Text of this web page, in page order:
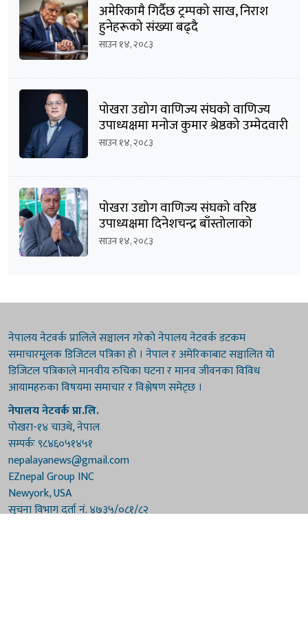
अमेरिकामै गिर्दैछ ट्रम्पको साख, निराश
हुनेहरूको संख्या बढ्दै
साउन १४, २०८३
पोखरा उद्योग वाणिज्य संघको वाणिज्य
उपाध्यक्षमा मनोज कुमार श्रेष्ठको उम्मेदवारी
घोषणा
साउन १४, २०८३
पोखरा उद्योग वाणिज्य संघको वरिष्ठ
उपाध्यक्षमा दिनेशचन्द्र बाँस्तोलाको
उम्मेदवारी घोषणा
साउन १४, २०८३
नेपालय नेटवर्क प्रालिले सञ्चालन गरेको नेपालय नेटवर्क डटकम
समाचारमूलक डिजिटल पत्रिका हो । नेपाल र अमेरिकाबाट सञ्चालित यो
डिजिटल पत्रिकाले मानवीय रुचिका घटना र मानव जीवनका विविध
आयामहरुका विषयमा समाचार र विश्लेषण समेट्छ ।
नेपालय नेटवर्क प्रा.लि.
पोखरा-१४ चाउथे, नेपाल
सम्पर्कः ९८४६०५१४५१
nepalayanews@gmail.com
EZnepal Group INC
Newyork, USA
सूचना विभाग दर्ता नं. ४७३५/०८१/८२